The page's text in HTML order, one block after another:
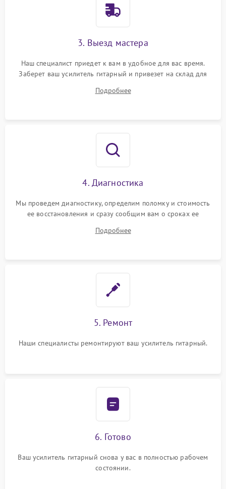
3. Выезд мастера
Наш специалист приедет к вам в удобное для вас время.
Заберет ваш усилитель гитарный и привезет на склад для
Подробнее
4. Диагностика
Мы проведем диагностику, определим поломку и стоимость
ее восстановления и сразу сообщим вам о сроках ее
Подробнее
5. Ремонт
Наши специалисты ремонтируют ваш усилитель гитарный.
6. Готово
Ваш усилитель гитарный снова у вас в полностью рабочем
состоянии.